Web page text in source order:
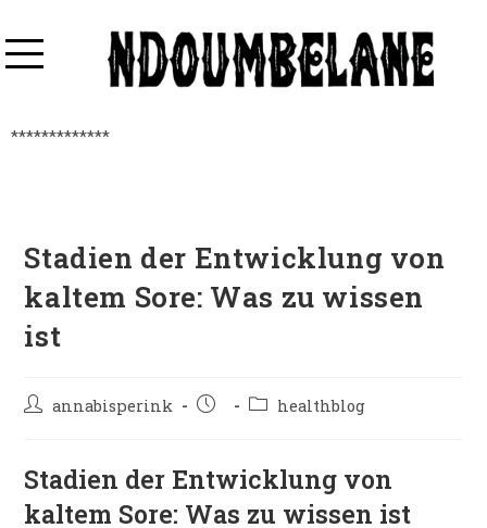
*************
Stadien der Entwicklung von
kaltem Sore: Was zu wissen
ist
annabisperink healthblog
Stadien der Entwicklung von
kaltem Sore: Was zu wissen ist